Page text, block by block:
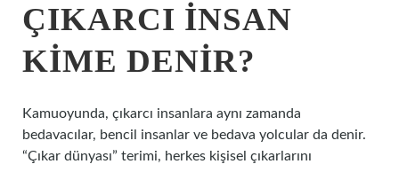
ÇIKARCI INSAN
KIME DENIR?
Kamuoyunda, çıkarcı insanlara aynı zamanda
bedavacılar, bencil insanlar ve bedava yolcular da denir.
“Çıkar dünyası” terimi, herkes kişisel çıkarlarını